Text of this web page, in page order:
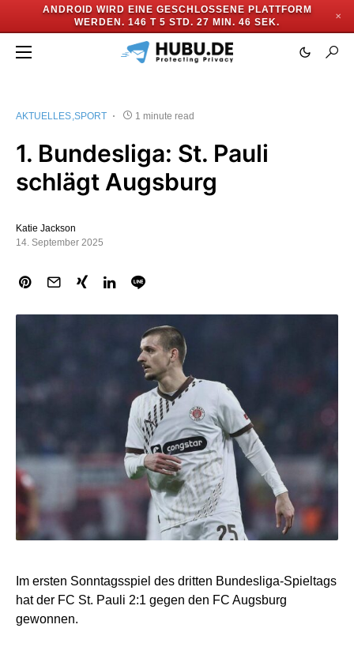
ANDROID WIRD EINE GESCHLOSSENE PLATTFORM
WERDEN. 146 T 5 STD. 27 MIN. 45 SEK.
✕
AKTUELLES SPORT 1 minute read
1. Bundesliga: St. Pauli
schlägt Augsburg
Katie Jackson
14. September 2025
Im ersten Sonntagsspiel des dritten Bundesliga-Spieltags
hat der FC St. Pauli 2:1 gegen den FC Augsburg
gewonnen.